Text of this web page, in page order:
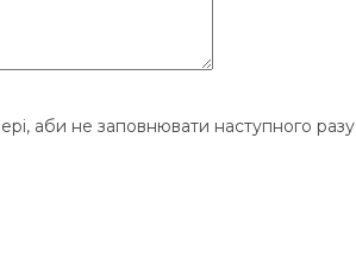
аби не заповнювати наступного разу